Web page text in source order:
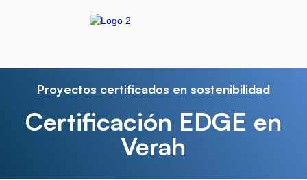
Proyectos certificados en sostenibilidad
Certificación EDGE en
Verah